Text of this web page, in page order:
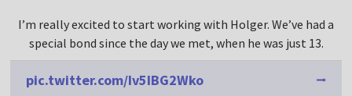
I’m really excited to start working with Holger. We’ve had a
special bond since the day we met, when he was just 13.
pic.twitter.com/Iv5IBG2Wko